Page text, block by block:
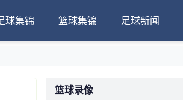
球集锦 篮球集锦 足球新闻
篮球录像